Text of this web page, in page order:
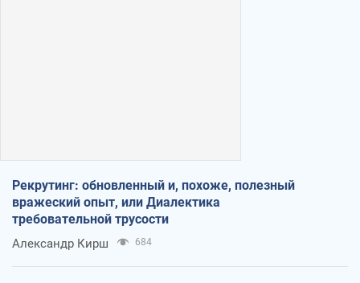
Рекрутинг: обновленный и, похоже, полезный
вражеский опыт, или Диалектика
требовательной трусости
Александр Кирш 684